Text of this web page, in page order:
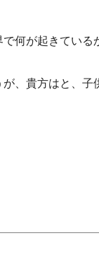
が起きている
、貴方はと、